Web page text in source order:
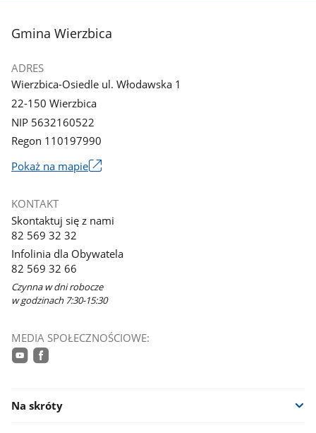
stopka
Gmina Wierzbica
ADRES
Wierzbica-Osiedle ul. Włodawska 1
22-150 Wierzbica
NIP 5632160522
Regon 110197990
Pokaż na mapieLink
nowym
KONTAKT
Skontaktuj się z nami
82 569 32 32
Infolinia dla Obywatela
82 569 32 66
Czynna w dni robocze
w godzinach 7:30-15:30
MEDIA SPOŁECZNOŚCIOWE:
Na skróty